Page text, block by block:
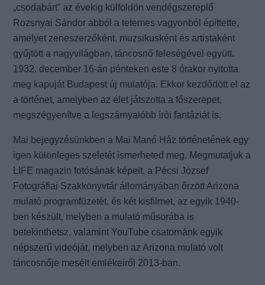
„csodabárt” az évekig külföldön vendégszereplő
Rozsnyai Sándor abból a tetemes vagyonból építtette,
amelyet zeneszerzőként, muzsikusként és artistaként
gyűjtött a nagyvilágban, táncosnő feleségével együtt.
1932. december 16-án pénteken este 8 órakor nyitotta
meg kapuját Budapest új mulatója. Ekkor kezdődött el az
a történet, amelyben az élet játszotta a főszerepet,
megszégyenítve a legszárnyalóbb írói fantáziát is.
Mai bejegyzésünkben a Mai Manó Ház történetének egy
igen különleges szeletét ismerheted meg. Megmutatjuk a
LIFE magazin fotósának képeit, a Pécsi József
Fotográfiai Szakkönyvtár állományában őrzött Arizona
mulató programfüzetét, és két kisfilmet, az egyik 1940-
ben készült, melyben a mulató műsorába is
betekinthetsz, valamint YouTube csatornánk egyik
népszerű videóját, melyben az Arizona mulató volt
táncosnője mesélt emlékeiről 2013-ban.